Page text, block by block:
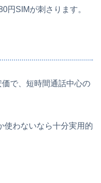
円SIMが刺さります。
で、短時間通話中心の
使わないなら十分実用的